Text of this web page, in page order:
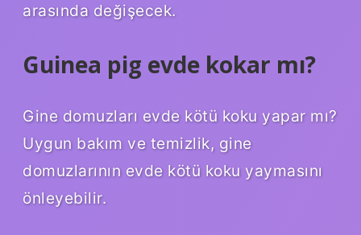
arasında değişecek.
Guinea pig evde kokar mı?
Gine domuzları evde kötü koku yapar mı?
Uygun bakım ve temizlik, gine
domuzlarının evde kötü koku yaymasını
önleyebilir.